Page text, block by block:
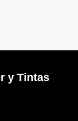
y Tintas